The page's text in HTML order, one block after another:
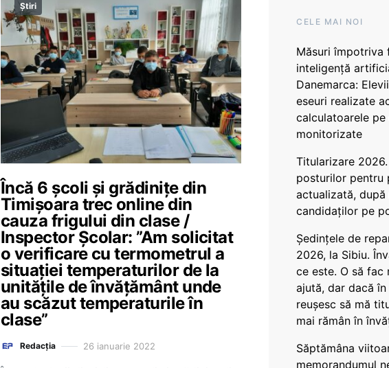
Știri
Încă 6 școli și grădinițe din
Timișoara trec online din
cauza frigului din clase /
Inspector Școlar: ”Am solicitat
o verificare cu termometrul a
situației temperaturilor de la
unitățile de învățământ unde
au scăzut temperaturile în
clase”
Redacția 26 ianuarie 2022
CELE MAI NOI
Măsuri împotriva
inteligență
Danemarca:
eseuri realizate
calculatoarele
monitorizate
Titularizare
posturilor pentru
actualizată,
candidaților pe
Ședințele de
2026, la Sibiu.
ce este. O să fac
ajută, dar dacă
reușesc să mă
mai rămân în
Săptămâna
memorandumul